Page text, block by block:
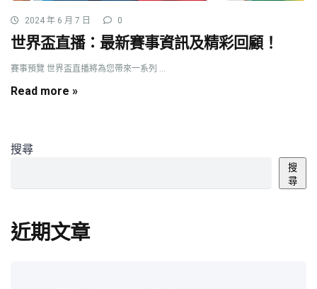
2024 年 6 月 7 日 0
世界盃直播：最新賽事資訊及精彩回顧！
賽事預覽 世界盃直播將為您帶來一系列 ...
Read more »
搜尋
搜
尋
近期文章